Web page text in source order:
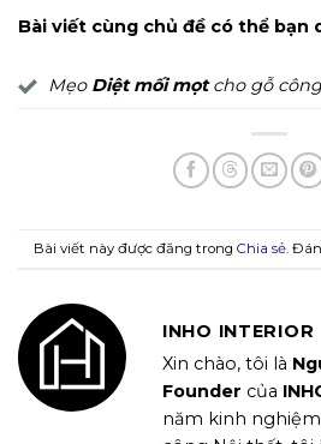
Bài viết cùng chủ đề có thể bạn
Mẹo Diệt mối mọtcho gỗ
Bài viết này được đăng trong Chia sẻ.
INHO INTERIOR
Xin chào, tôi là
Founder của
năm kinh